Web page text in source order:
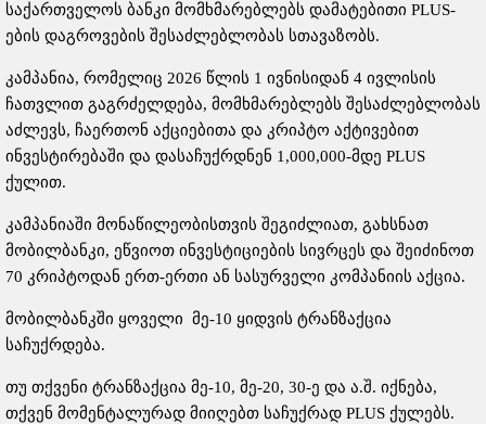
საქართველოს ბანკი მომხმარებლებს დამატებითი PLUS-
ების დაგროვების შესაძლებლობას სთავაზობს.
კამპანია, რომელიც 2026 წლის 1 ივნისიდან 4 ივლისის
ჩათვლით გაგრძელდება, მომხმარებლებს შესაძლებლობას
აძლევს, ჩაერთონ აქციებითა და კრიპტო აქტივებით
ინვესტირებაში და დასაჩუქრდნენ 1,000,000-მდე PLUS
ქულით.
კამპანიაში მონაწილეობისთვის შეგიძლიათ, გახსნათ
მობილბანკი, ეწვიოთ ინვესტიციების სივრცეს და შეიძინოთ
70 კრიპტოდან ერთ-ერთი ან სასურველი კომპანიის აქცია.
მობილბანკში ყოველი მე-10 ყიდვის ტრანზაქცია
საჩუქრდება.
თუ თქვენი ტრანზაქცია მე-10, მე-20, 30-ე და ა.შ. იქნება,
თქვენ მომენტალურად მიიღებთ საჩუქრად PLUS ქულებს.